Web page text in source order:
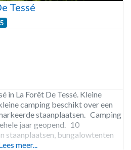
Tessé
in La Forêt De Tessé. Kleine
camping beschikt over een
staanplaatsen. Camping
jaar geopend. 10
staanplaatsen, bungalowtenten
meer...